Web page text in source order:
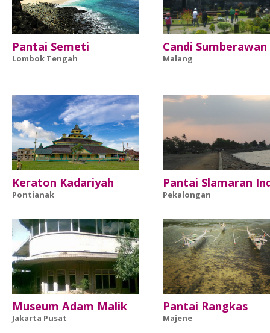
Pantai Semeti
Lombok Tengah
Candi Sumberawan
Malang
Keraton Kadariyah
Pontianak
Pantai Slamaran
Pekalongan
Museum Adam Malik
Jakarta Pusat
Pantai Rangkas
Majene